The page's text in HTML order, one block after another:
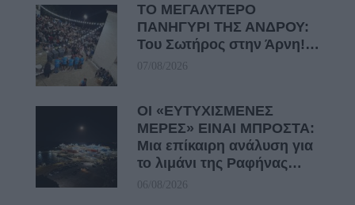
ΤΟ ΜΕΓΑΛΥΤΕΡΟ
ΠΑΝΗΓΥΡΙ ΤΗΣ ΑΝΔΡΟΥ:
Του Σωτήρος στην Άρνη!…
07/08/2026
ΟΙ «ΕΥΤΥΧΙΣΜΕΝΕΣ
ΜΕΡΕΣ» ΕΙΝΑΙ ΜΠΡΟΣΤΑ:
Μια επίκαιρη ανάλυση για
το λιμάνι της Ραφήνας…
06/08/2026